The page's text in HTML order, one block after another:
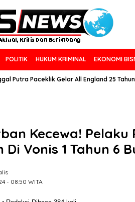
POLITIK HUKUM KRIMINAL EKONOMI
Gelar All England 25 Tahun, Ini
Kecewa!
Di Vonis 1 Tahun 6
- 08:50 WITA